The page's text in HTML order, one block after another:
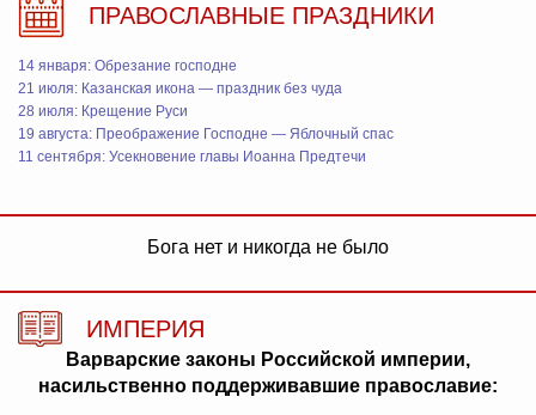
ПРАВОСЛАВНЫЕ ПРАЗДНИКИ
14 января: Обрезание господне
21 июля: Казанская икона — праздник без чуда
28 июля: Крещение Руси
19 августа: Преображение Господне — Яблочный спас
11 сентября: Усекновение главы Иоанна Предтечи
Бога нет и никогда не было
ИМПЕРИЯ
Варварские законы Российской империи,
насильственно поддерживавшие православие: